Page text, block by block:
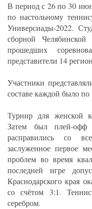
В период с 26 по 30
по настольному
Универсиады-2022.
сборной
прошедших
представители 14
Участники
составе каждой было по
Турнир для женской
Затем был плей-
расправились со
заслуженное первое
проблем во время
последней игре
Краснодарского края
со счётом 3:1.
серебром.